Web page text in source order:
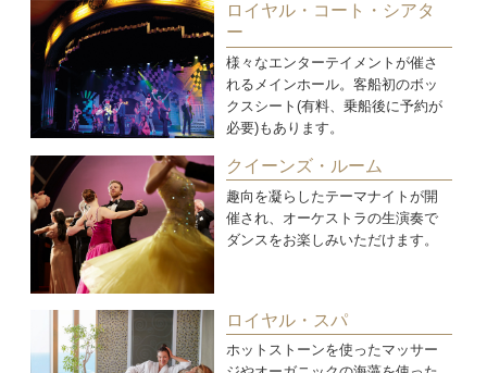
ロイヤル・コート・シアタ
ー
様々なエンターテイメントが催さ
れるメインホール。客船初のボッ
クスシート(有料、乗船後に予約が
必要)もあります。
クイーンズ・ルーム
趣向を凝らしたテーマナイトが開
催され、オーケストラの生演奏で
ダンスをお楽しみいただけます。
ロイヤル・スパ
ホットストーンを使ったマッサー